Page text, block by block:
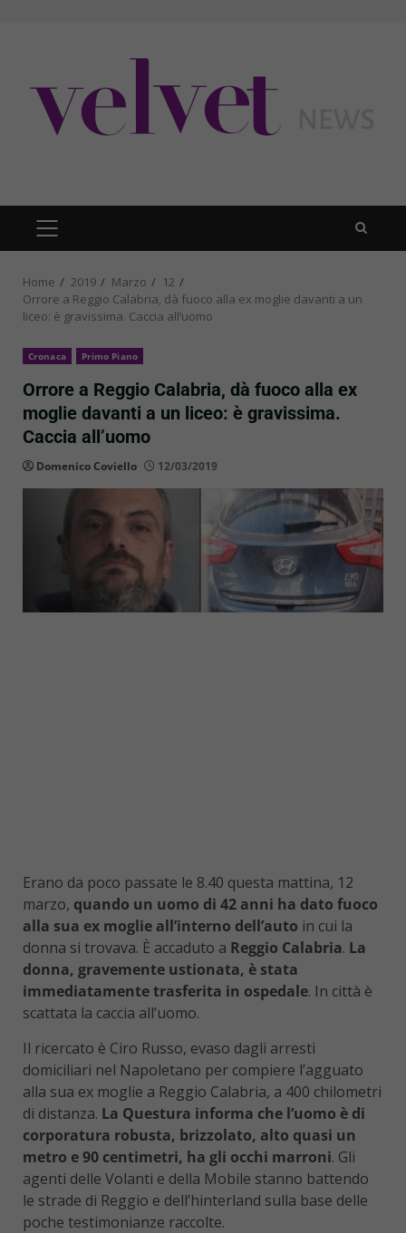
PRIMARY
MENU
Home 2019 Marzo
12
Orrore a Reggio Calabria, dà fuoco alla ex moglie davanti a un
liceo: è gravissima. Caccia all’uomo
Cronaca Primo Piano
Orrore a Reggio Calabria, dà fuoco alla ex
moglie davanti a un liceo: è gravissima.
Caccia all’uomo
Domenico Coviello 12/03/2019
Erano da poco passate le 8.40 questa mattina, 12
marzo, quando un uomo di 42 anni ha dato fuoco
alla sua ex moglie all’interno dell’auto in cui la
donna si trovava. È accaduto a Reggio Calabria. La
donna, gravemente ustionata, è stata
immediatamente trasferita in ospedale. In città è
scattata la caccia all’uomo.
Il ricercato è Ciro Russo, evaso dagli arresti
domiciliari nel Napoletano per compiere l’agguato
alla sua ex moglie a Reggio Calabria, a 400 chilometri
di distanza. La Questura informa che l’uomo è di
corporatura robusta, brizzolato, alto quasi un
metro e 90 centimetri, ha gli occhi marroni. Gli
agenti delle Volanti e della Mobile stanno battendo
le strade di Reggio e dell’hinterland sulla base delle
poche testimonianze raccolte.